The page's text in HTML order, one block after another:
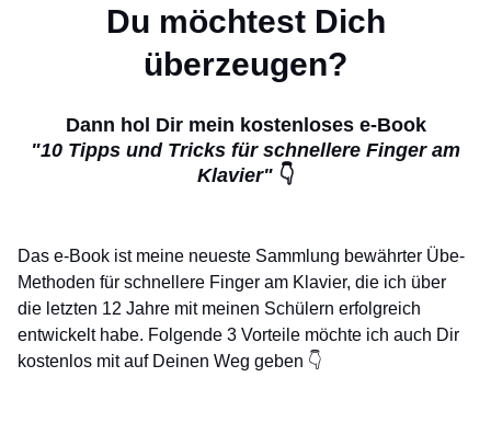
Du möchtest Dich
überzeugen?
Dann hol Dir mein kostenloses e-Book
"10 Tipps und Tricks für schnellere Finger am
Klavier" 👇
Das e-Book ist meine neueste Sammlung bewährter Übe-
Methoden für schnellere Finger am Klavier, die ich über
die letzten 12 Jahre mit meinen Schülern erfolgreich
entwickelt habe. Folgende 3 Vorteile möchte ich auch Dir
kostenlos mit auf Deinen Weg geben 👇